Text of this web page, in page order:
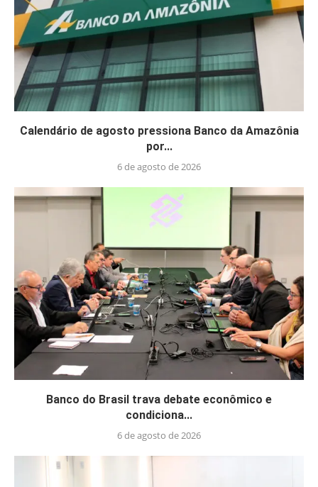
Calendário de agosto pressiona Banco da Amazônia
por...
6 de agosto de 2026
Banco do Brasil trava debate econômico e
condiciona...
6 de agosto de 2026